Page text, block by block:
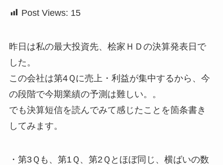
Post Views: 15
昨日は私の最大投資先、桧家ＨＤの決算発表日で
した。
この会社は第4Ｑに売上・利益が集中するから、今
の段階で今期業績の予測は難しい。。
でも決算短信を読んでみて感じたことを箇条書き
してみます。
・第3Ｑも、第1Ｑ、第2Ｑとほぼ同じ、横ばいの数